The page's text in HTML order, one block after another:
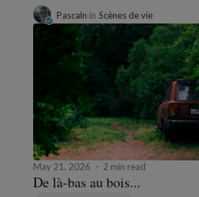
Pascaln in Scènes de vie
May 21, 2026 2 min read
De là-bas au bois...